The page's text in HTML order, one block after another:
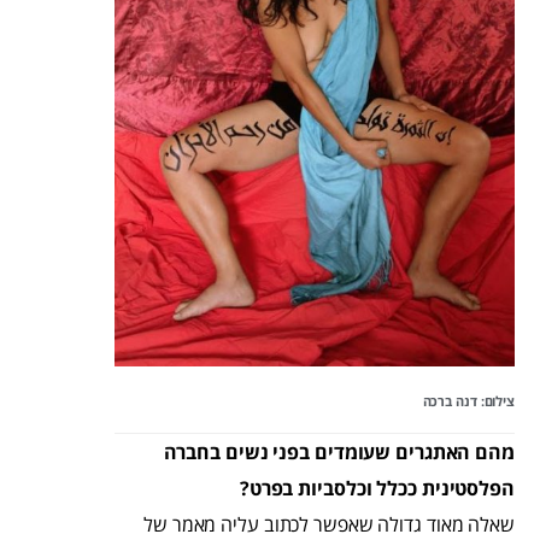
צילום: דנה ברכה
מהם האתגרים שעומדים בפני נשים בחברה
הפלסטינית ככלל וכלסביות בפרט?
שאלה מאוד גדולה שאפשר לכתוב עליה מאמר של